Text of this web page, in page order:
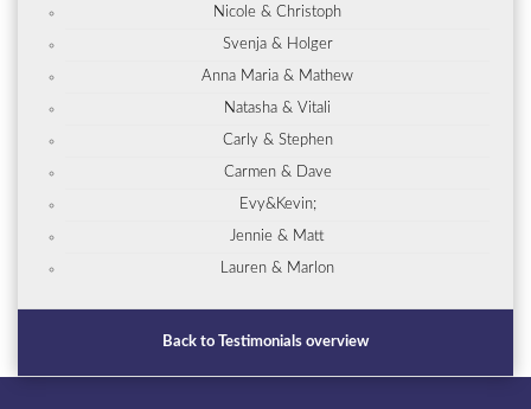
Nicole & Christoph
Svenja & Holger
Anna Maria & Mathew
Natasha & Vitali
Carly & Stephen
Carmen & Dave
Evy&Kevin;
Jennie & Matt
Lauren & Marlon
Back to Testimonials overview